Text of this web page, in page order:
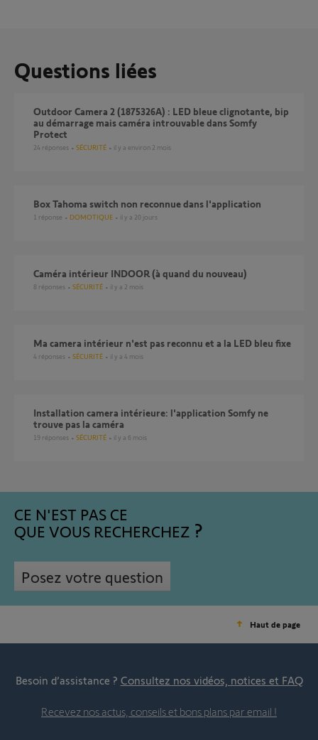
Questions liées
Outdoor Camera 2 (1875326A) : LED bleue clignotante, bip
au démarrage mais caméra introuvable dans Somfy
Protect
24 réponses SÉCURITÉ il y a environ 2 mois
Box Tahoma switch non reconnue dans l'application
1 réponse DOMOTIQUE il y a 20 jours
Caméra intérieur INDOOR (à quand du nouveau)
8 réponses SÉCURITÉ il y a 2 mois
Ma camera intérieur n'est pas reconnu et a la LED bleu fixe
4 réponses SÉCURITÉ il y a 4 mois
Installation camera intérieure: l'application Somfy ne
trouve pas la caméra
19 réponses SÉCURITÉ il y a 6 mois
CE N'EST PAS CE
QUE VOUS RECHERCHEZ
Posez votre question
Haut de page
Besoin d’assistance ? Consultez nos vidéos, notices et FAQ
Recevez nos actus, conseils et bons plans par email !